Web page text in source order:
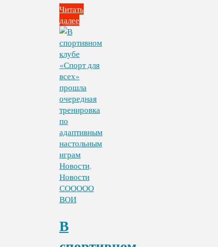
Читать
далее
"В
рамках
проекта
«Спорт
для
всех»
прошел
мини-
турнир
по
настольному
керлингу"
Новости,
Новости
СООООО
ВОИ
В